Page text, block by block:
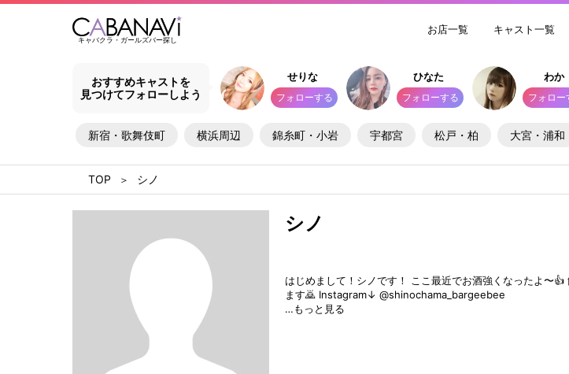
キャバクラ・ガールズバー探し
お店一覧 キャスト一覧
おすすめキャストを
見つけてフォローしよう
せりな
フォローする
ひなた
フォローする
わか
フォロー
新宿・歌舞伎町 横浜周辺 錦糸町・小岩 宇都宮 松戸・柏 大宮・浦和
シノ
シノ
はじめまして！シノです！ ここ最近でお酒強くなったよ〜
ます🙇 Instagram↓ @shinochama_bargeebee
…もっと見る